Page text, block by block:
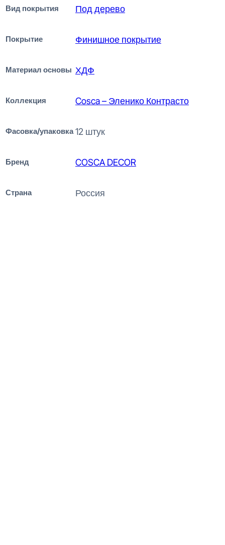
Вид покрытия Под дерево
Покрытие Финишное покрытие
Материал основы ХДФ
Коллекция Cosca – Эленико Контрасто
Фасовка/упаковка 12 штук
Бренд COSCA DECOR
Страна Россия